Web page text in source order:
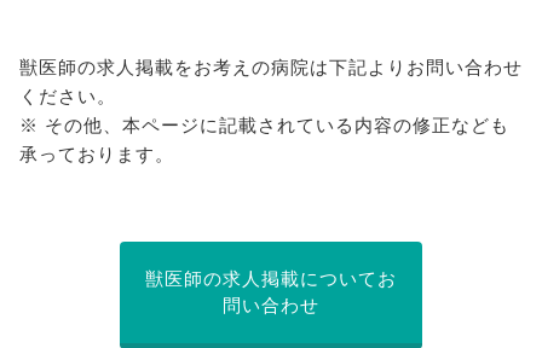
獣医師の求人掲載をお考えの病院は下記よりお問い合わせ
ください。
※ その他、本ページに記載されている内容の修正なども
承っております。
獣医師の求人掲載についてお
問い合わせ